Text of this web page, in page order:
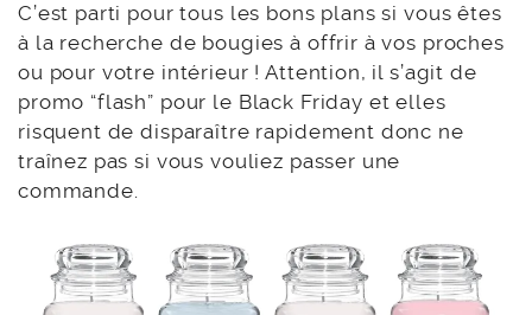
C’est parti pour tous les bons plans si vous êtes
à la recherche de bougies à offrir à vos proches
ou pour votre intérieur ! Attention, il s’agit de
promo “flash” pour le Black Friday et elles
risquent de disparaître rapidement donc ne
traînez pas si vous vouliez passer une
commande.